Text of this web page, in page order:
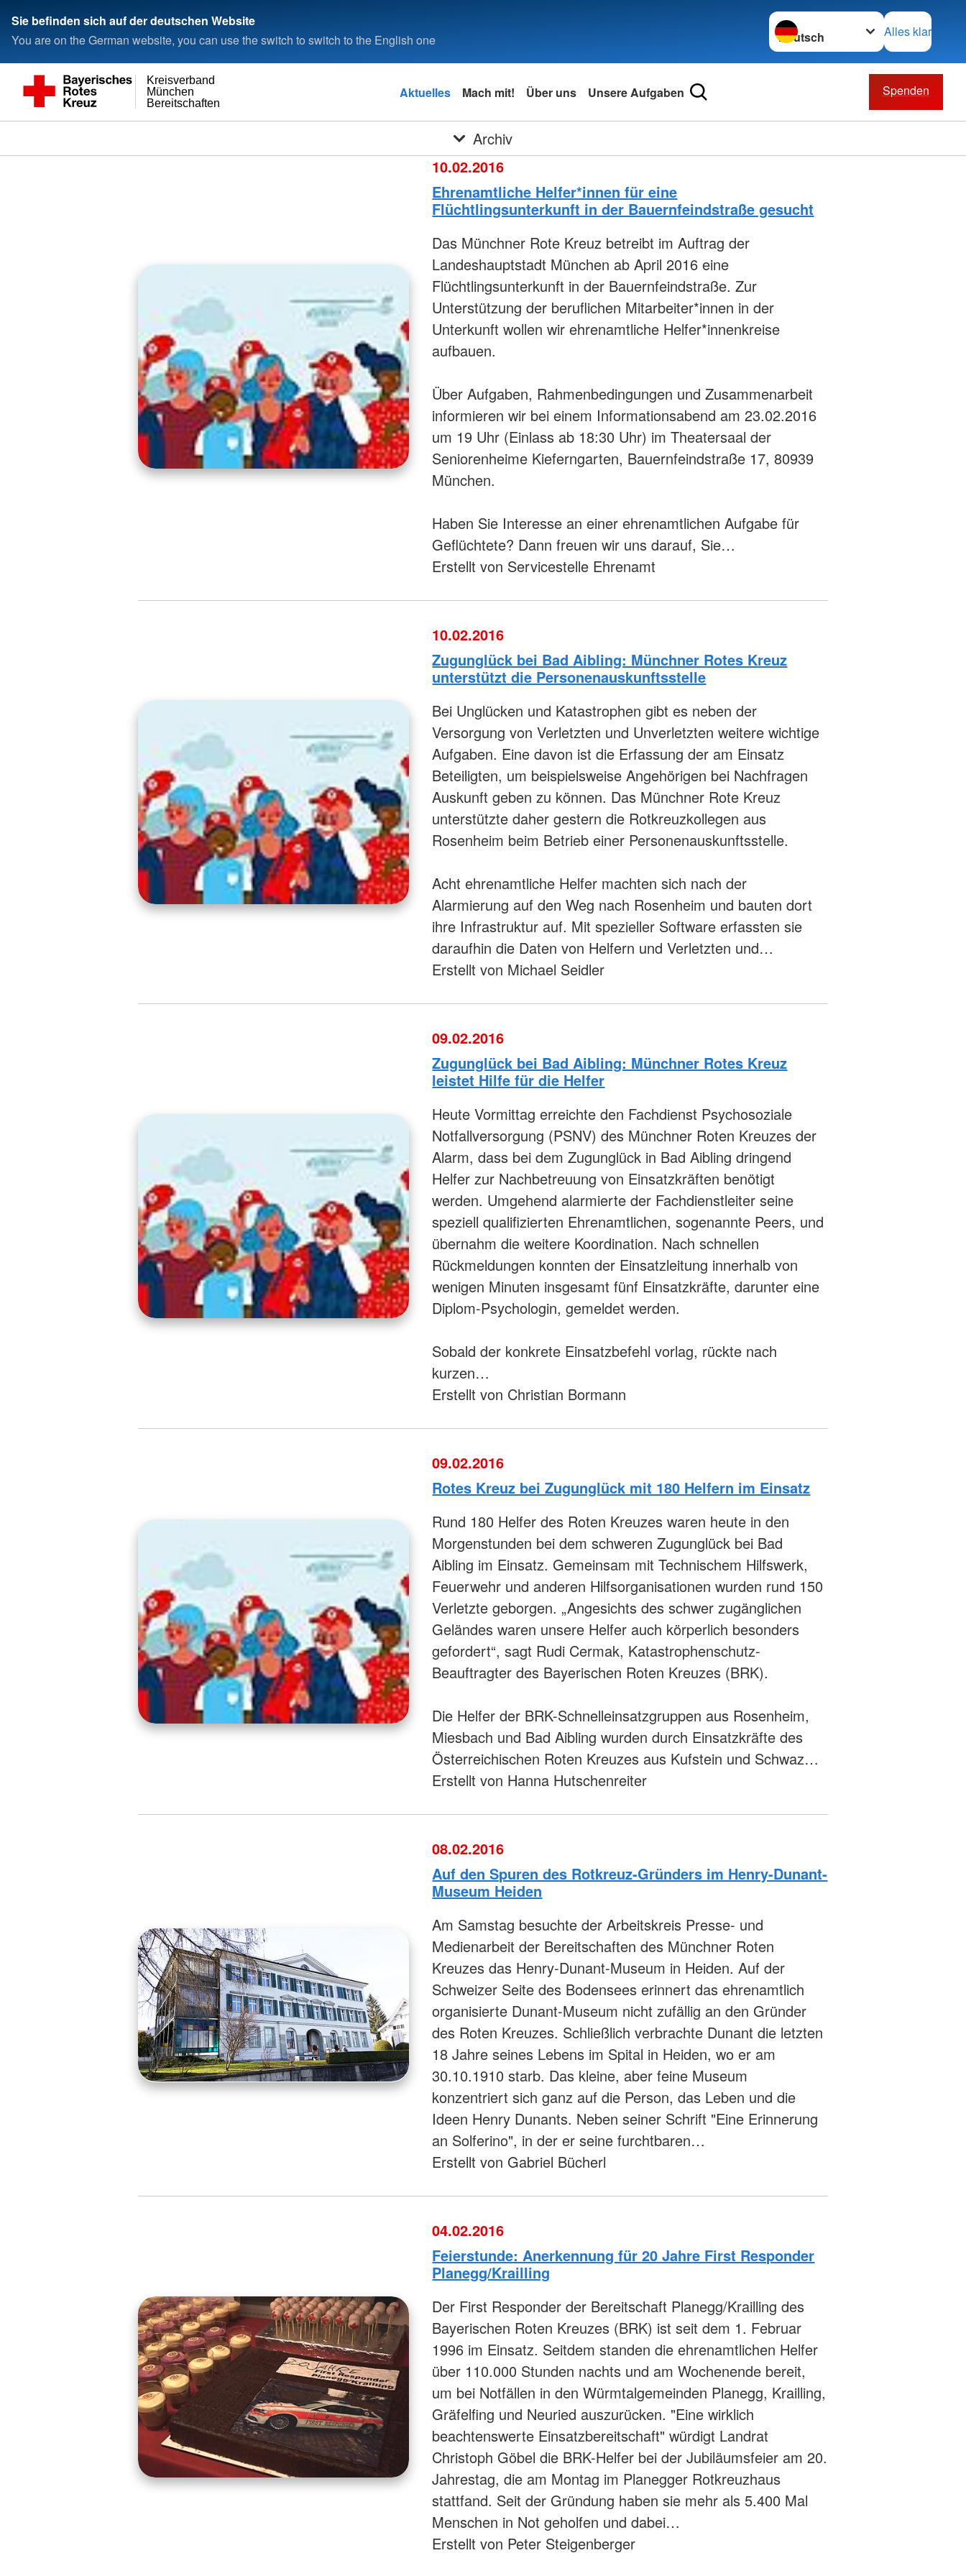
Sie befinden sich auf der deutschen Website
You are on the German website, you can use the switch to switch to the English one
Sprache wechseln zu
Alles klar
Bereitschaften
München
Kreisverband
Aktuelles Mach mit! Über uns Unsere Aufgaben Spenden
Archiv
10.02.2016
Ehrenamtliche Helfer*innen für eine
Flüchtlingsunterkunft in der Bauernfeindstraße gesucht
Das Münchner Rote Kreuz betreibt im Auftrag der
Landeshauptstadt München ab April 2016 eine
Flüchtlingsunterkunft in der Bauernfeindstraße. Zur
Unterstützung der beruflichen Mitarbeiter*innen in der
Unterkunft wollen wir ehrenamtliche Helfer*innenkreise
aufbauen.
Über Aufgaben, Rahmenbedingungen und Zusammenarbeit
informieren wir bei einem Informationsabend am 23.02.2016
um 19 Uhr (Einlass ab 18:30 Uhr) im Theatersaal der
Seniorenheime Kieferngarten, Bauernfeindstraße 17, 80939
München.
Haben Sie Interesse an einer ehrenamtlichen Aufgabe für
Geflüchtete? Dann freuen wir uns darauf, Sie…
Erstellt von Servicestelle Ehrenamt
10.02.2016
Zugunglück bei Bad Aibling: Münchner Rotes Kreuz
unterstützt die Personenauskunftsstelle
Bei Unglücken und Katastrophen gibt es neben der
Versorgung von Verletzten und Unverletzten weitere wichtige
Aufgaben. Eine davon ist die Erfassung der am Einsatz
Beteiligten, um beispielsweise Angehörigen bei Nachfragen
Auskunft geben zu können. Das Münchner Rote Kreuz
unterstützte daher gestern die Rotkreuzkollegen aus
Rosenheim beim Betrieb einer Personenauskunftsstelle.
Acht ehrenamtliche Helfer machten sich nach der
Alarmierung auf den Weg nach Rosenheim und bauten dort
ihre Infrastruktur auf. Mit spezieller Software erfassten sie
daraufhin die Daten von Helfern und Verletzten und…
Erstellt von Michael Seidler
09.02.2016
Zugunglück bei Bad Aibling: Münchner Rotes Kreuz
leistet Hilfe für die Helfer
Heute Vormittag erreichte den Fachdienst Psychosoziale
Notfallversorgung (PSNV) des Münchner Roten Kreuzes der
Alarm, dass bei dem Zugunglück in Bad Aibling dringend
Helfer zur Nachbetreuung von Einsatzkräften benötigt
werden. Umgehend alarmierte der Fachdienstleiter seine
speziell qualifizierten Ehrenamtlichen, sogenannte Peers, und
übernahm die weitere Koordination. Nach schnellen
Rückmeldungen konnten der Einsatzleitung innerhalb von
wenigen Minuten insgesamt fünf Einsatzkräfte, darunter eine
Diplom-Psychologin, gemeldet werden.
Sobald der konkrete Einsatzbefehl vorlag, rückte nach
kurzen…
Erstellt von Christian Bormann
09.02.2016
Rotes Kreuz bei Zugunglück mit 180 Helfern im Einsatz
Rund 180 Helfer des Roten Kreuzes waren heute in den
Morgenstunden bei dem schweren Zugunglück bei Bad
Aibling im Einsatz. Gemeinsam mit Technischem Hilfswerk,
Feuerwehr und anderen Hilfsorganisationen wurden rund 150
Verletzte geborgen. „Angesichts des schwer zugänglichen
Geländes waren unsere Helfer auch körperlich besonders
gefordert“, sagt Rudi Cermak, Katastrophenschutz-
Beauftragter des Bayerischen Roten Kreuzes (BRK).
Die Helfer der BRK-Schnelleinsatzgruppen aus Rosenheim,
Miesbach und Bad Aibling wurden durch Einsatzkräfte des
Österreichischen Roten Kreuzes aus Kufstein und Schwaz…
Erstellt von Hanna Hutschenreiter
08.02.2016
Auf den Spuren des Rotkreuz-Gründers im Henry-Dunant-
Museum Heiden
Am Samstag besuchte der Arbeitskreis Presse- und
Medienarbeit der Bereitschaften des Münchner Roten
Kreuzes das Henry-Dunant-Museum in Heiden. Auf der
Schweizer Seite des Bodensees erinnert das ehrenamtlich
organisierte Dunant-Museum nicht zufällig an den Gründer
des Roten Kreuzes. Schließlich verbrachte Dunant die letzten
18 Jahre seines Lebens im Spital in Heiden, wo er am
30.10.1910 starb. Das kleine, aber feine Museum
konzentriert sich ganz auf die Person, das Leben und die
Ideen Henry Dunants. Neben seiner Schrift "Eine Erinnerung
an Solferino", in der er seine furchtbaren…
Erstellt von Gabriel Bücherl
04.02.2016
Feierstunde: Anerkennung für 20 Jahre First Responder
Planegg/Krailling
Der First Responder der Bereitschaft Planegg/Krailling des
Bayerischen Roten Kreuzes (BRK) ist seit dem 1. Februar
1996 im Einsatz. Seitdem standen die ehrenamtlichen Helfer
über 110.000 Stunden nachts und am Wochenende bereit,
um bei Notfällen in den Würmtalgemeinden Planegg, Krailling,
Gräfelfing und Neuried auszurücken. "Eine wirklich
beachtenswerte Einsatzbereitschaft" würdigt Landrat
Christoph Göbel die BRK-Helfer bei der Jubiläumsfeier am 20.
Jahrestag, die am Montag im Planegger Rotkreuzhaus
stattfand. Seit der Gründung haben sie mehr als 5.400 Mal
Menschen in Not geholfen und dabei…
Erstellt von Peter Steigenberger